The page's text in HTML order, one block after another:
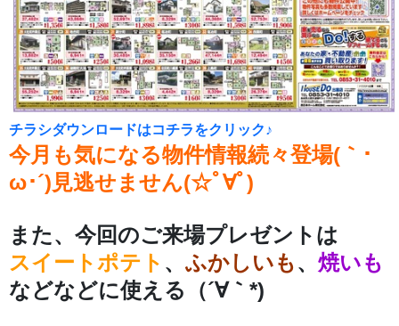
チラシダウンロードはコチラをクリック♪
今月も気になる物件情報続々登場(｀･
ω･´)見逃せません(☆ﾟ∀ﾟ)
また、今回のご来場プレゼントは
スイートポテト 、 ふかしいも、 焼いも
などなどに使える（´∀｀*)